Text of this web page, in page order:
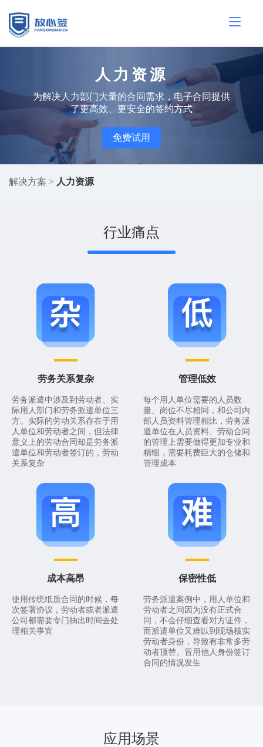
人力资源
为解决人力部门大量的合同需求，电子合同提供
了更高效、更安全的签约方式
免费试用
解决方案 > 人力资源
行业痛点
劳务关系复杂
劳务派遣中涉及到劳动者、实
际用人部门和劳务派遣单位三
方。实际的劳动关系存在于用
人单位和劳动者之间，但法律
意义上的劳动合同却是劳务派
遣单位和劳动者签订的，劳动
关系复杂
管理低效
每个用人单位需要的人员数
量、岗位不尽相同，和公司内
部人员资料管理相比，劳务派
遣单位在人员资料、劳动合同
的管理上需要做得更加专业和
精细，需要耗费巨大的仓储和
管理成本
成本高昂
使用传统纸质合同的时候，每
次签署协议，劳动者或者派遣
公司都需要专门抽出时间去处
理相关事宜
保密性低
劳务派遣案例中，用人单位和
劳动者之间因为没有正式合
同，不会仔细查看对方证件，
而派遣单位又难以到现场核实
劳动者身份，导致有非常多劳
动者顶替、冒用他人身份签订
合同的情况发生
应用场景